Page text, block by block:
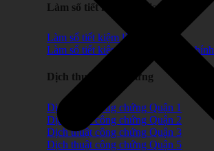
Làm số tiết kiệm xin visa
Làm sổ tiết kiệm lùi ngày
Làm sổ tiết kiệm chứng minh tài chính
Dịch thuật công chứng
Dịch thuật công chứng Quận 1
Dịch thuật công chứng Quận 2
Dịch thuật công chứng Quận 3
Dịch thuật công chứng Quận 5